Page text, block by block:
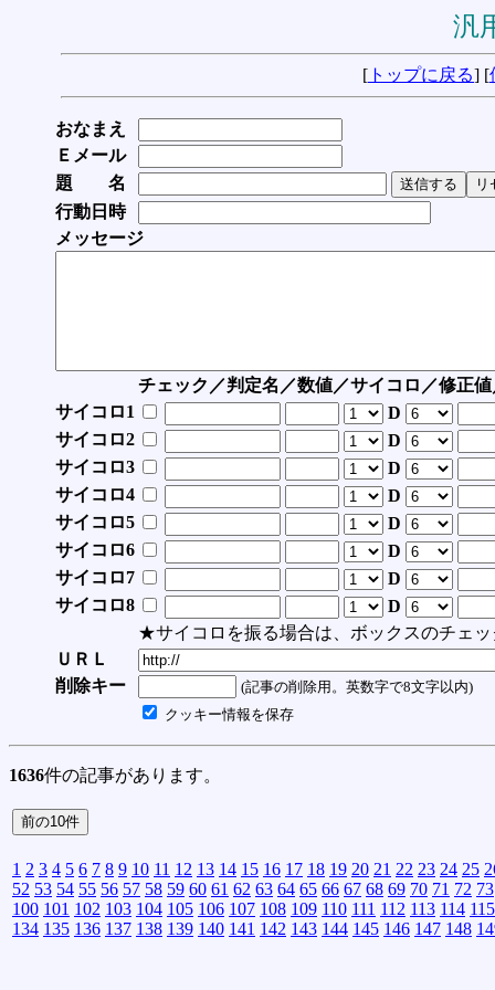
汎
[ トップに戻る] [
おなまえ
Ｅメール
題 名
行動日時
メッセージ
チェック／判定名／数値／サイコロ／修正
サイコロ1
D
サイコロ2
D
サイコロ3
D
サイコロ4
D
サイコロ5
D
サイコロ6
D
サイコロ7
D
サイコロ8
D
★サイコロを振る場合は、ボックスのチェッ
ＵＲＬ
削除キー
(記事の削除用。英数字で8文字以内)
クッキー情報を保存
1636件の記事があります。
1 2 3 4 5 6 7 8 9 10 11 12 13 14 15 16 17 18 19 20 21 22 23 24 25
52 53 54 55 56 57 58 59 60 61 62 63 64 65 66 67 68 69 70 71 72 73
100 101 102 103 104 105 106 107 108 109 110 111 112 113 114 115
134 135 136 137 138 139 140 141 142 143 144 145 146 147 148